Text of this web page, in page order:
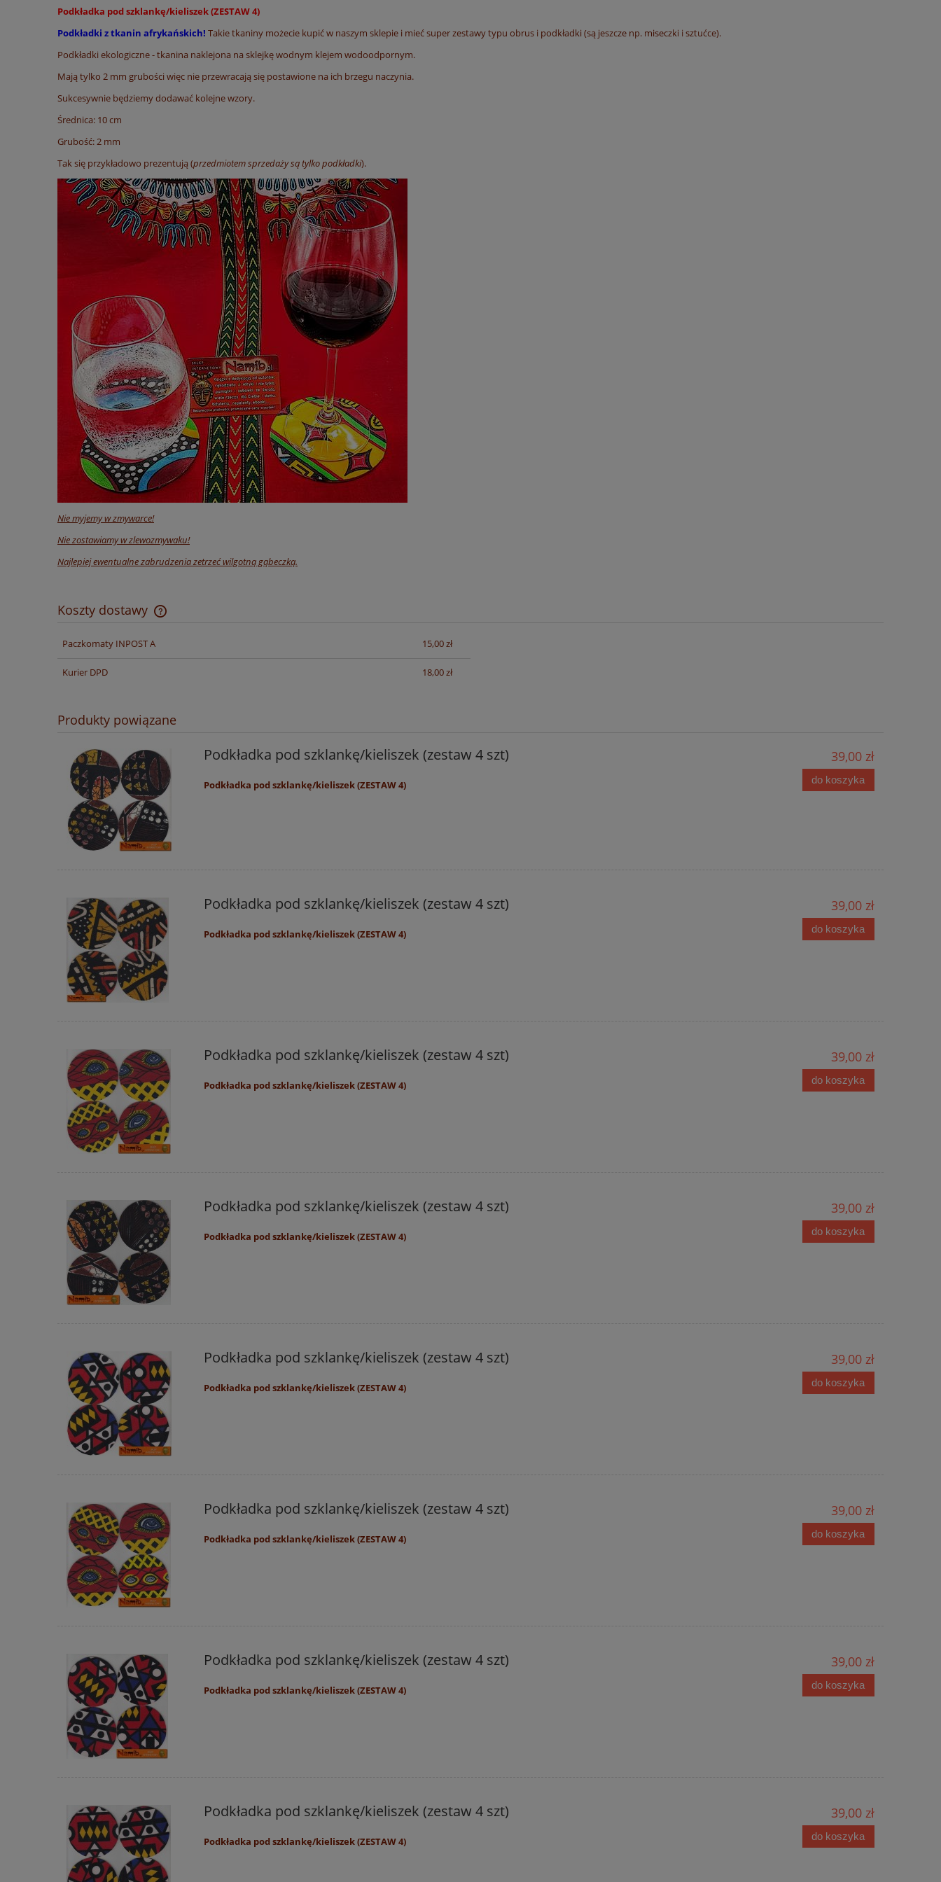
Podkładka pod szklankę/kieliszek (ZESTAW 4)
Podkładki z tkanin afrykańskich! Takie tkaniny możecie kupić w naszym sklepie i mieć super zestawy typu obrus i podkładki (są jeszcze np. miseczki i sztućce).
Podkładki ekologiczne - tkanina naklejona na sklejkę wodnym klejem wodoodpornym.
Mają tylko 2 mm grubości więc nie przewracają się postawione na ich brzegu naczynia.
Sukcesywnie będziemy dodawać kolejne wzory.
Średnica: 10 cm
Grubość: 2 mm
Tak się przykładowo prezentują (przedmiotem sprzedaży są tylko podkładki).
Nie myjemy w zmywarce!
Nie zostawiamy w zlewozmywaku!
Najlepiej ewentualne zabrudzenia zetrzeć wilgotną gąbeczką.
Koszty dostawy
Paczkomaty INPOST A 15,00 zł
Kurier DPD 18,00 zł
Produkty powiązane
Podkładka pod szklankę/kieliszek (zestaw 4 szt)
Podkładka pod szklankę/kieliszek (ZESTAW 4)
39,00 zł
do koszyka
Podkładka pod szklankę/kieliszek (zestaw 4 szt)
Podkładka pod szklankę/kieliszek (ZESTAW 4)
39,00 zł
do koszyka
Podkładka pod szklankę/kieliszek (zestaw 4 szt)
Podkładka pod szklankę/kieliszek (ZESTAW 4)
39,00 zł
do koszyka
Podkładka pod szklankę/kieliszek (zestaw 4 szt)
Podkładka pod szklankę/kieliszek (ZESTAW 4)
39,00 zł
do koszyka
Podkładka pod szklankę/kieliszek (zestaw 4 szt)
Podkładka pod szklankę/kieliszek (ZESTAW 4)
39,00 zł
do koszyka
Podkładka pod szklankę/kieliszek (zestaw 4 szt)
Podkładka pod szklankę/kieliszek (ZESTAW 4)
39,00 zł
do koszyka
Podkładka pod szklankę/kieliszek (zestaw 4 szt)
Podkładka pod szklankę/kieliszek (ZESTAW 4)
39,00 zł
do koszyka
Podkładka pod szklankę/kieliszek (zestaw 4 szt)
Podkładka pod szklankę/kieliszek (ZESTAW 4)
39,00 zł
do koszyka